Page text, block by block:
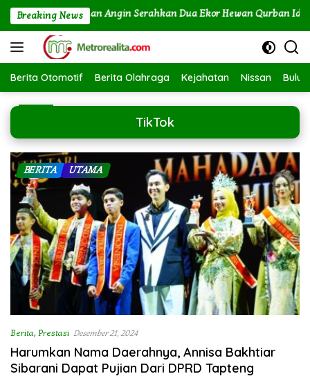
Langsung
Breaking News
PLTU Labuhan Angin Serahkan Dua Ekor Hewan Qurban Idul
Berita Otomotif Berita Olahraga Kejahatan Nissan
TikTok
Berita, Prestasi Desember 21, 2024
Harumkan Nama Daerahnya, Annisa Bakhtiar
Sibarani Dapat Pujian Dari DPRD Tapteng